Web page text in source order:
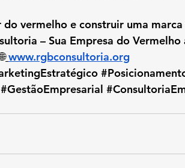
do vermelho e construir uma
– Sua Empresa do
www.rgbconsultoria.org
#GestãoEmpresarial